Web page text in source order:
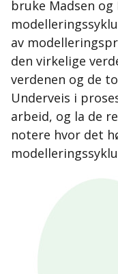
bruke Madsen og
av
den virkelige
verdenen og de
Underveis i
arbeid, og la de
notere hvor det